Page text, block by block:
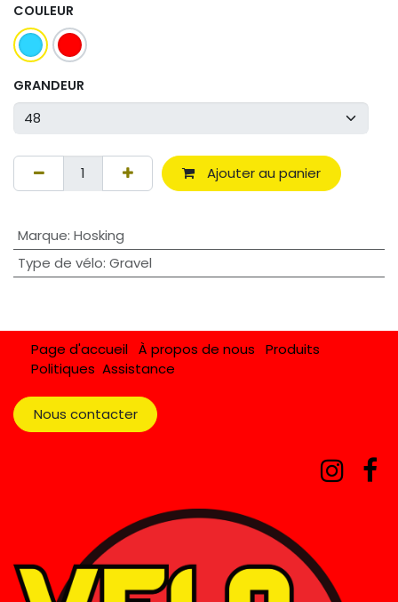
COULEUR
GRANDEUR
Ajouter au panier
Marque: Hosking
Type de vélo: Gravel
Page d'accueil À propos de nous
Produits
Politiques Assistance
Nous contacter​​​​​​